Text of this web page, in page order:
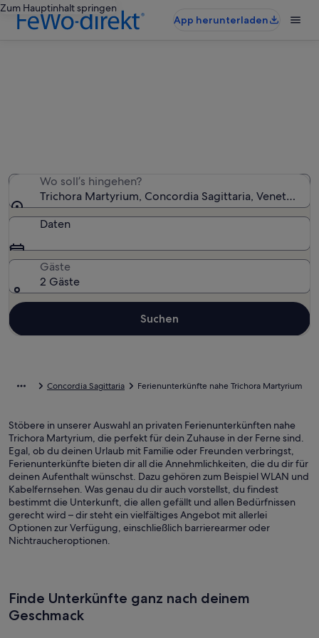
Zum Hauptinhalt springen
App herunterladen
Wo soll’s hingehen?
Trichora Martyrium, Concordia Sagittaria, Veneto,
Daten
Gäste
2 Gäste
Suchen
Concordia Sagittaria Ferienunterkünfte nahe Trichora Martyrium
Stöbere in unserer Auswahl an privaten Ferienunterkünften nahe
Trichora Martyrium, die perfekt für dein Zuhause in der Ferne sind.
Egal, ob du deinen Urlaub mit Familie oder Freunden verbringst,
Ferienunterkünfte bieten dir all die Annehmlichkeiten, die du dir für
deinen Aufenthalt wünschst. Dazu gehören zum Beispiel WLAN und
Kabelfernsehen. Was genau du dir auch vorstellst, du findest
bestimmt die Unterkunft, die allen gefällt und allen Bedürfnissen
gerecht wird – dir steht ein vielfältiges Angebot mit allerlei
Optionen zur Verfügung, einschließlich barrierearmer oder
Nichtraucheroptionen.
Finde Unterkünfte ganz nach deinem
Geschmack